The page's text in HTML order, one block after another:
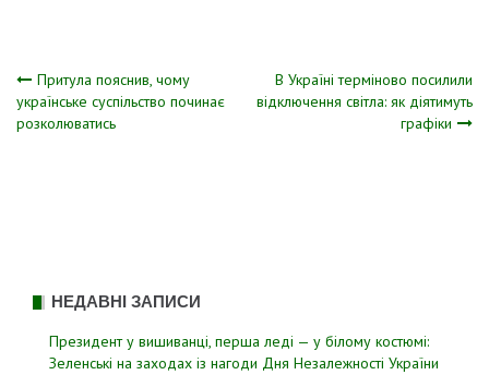
Навігація
записів
Притула пояснив, чому
українське суспільство починає
розколюватись
В Україні терміново посилили
відключення світла: як діятимуть
графіки
НЕДАВНІ ЗАПИСИ
Президент у вишиванці, перша леді — у білому костюмі:
Зеленські на заходах із нагоди Дня Незалежності України